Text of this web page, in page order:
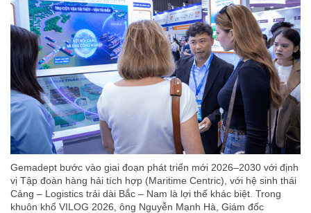
Gemadept bước vào giai đoạn phát triển mới 2026–2030 với định
vị Tập đoàn hàng hải tích hợp (Maritime Centric), với hệ sinh thái
Cảng – Logistics trải dài Bắc – Nam là lợi thế khác biệt. Trong
khuôn khổ VILOG 2026, ông Nguyễn Mạnh Hà, Giám đốc